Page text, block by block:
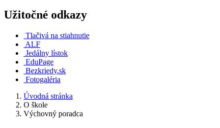
Užitočné odkazy
Tlačivá na stiahnutie
ALF
Jedálny lístok
EduPage
Bezkriedy.sk
Fotogaléria
Úvodná stránka
O škole
Výchovný poradca